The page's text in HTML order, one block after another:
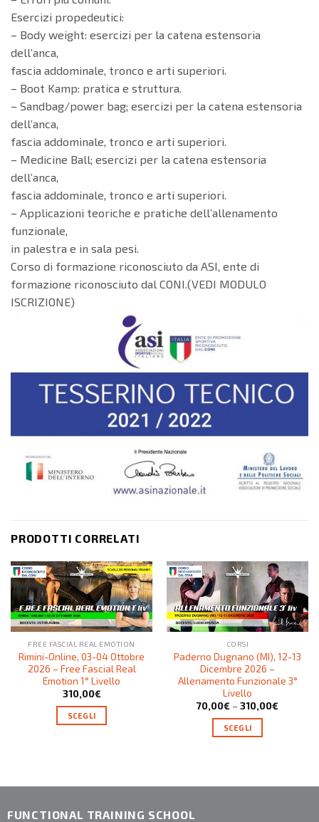
Esercizi propedeutici:
– Body weight: esercizi per la catena estensoria
dell’anca,
fascia addominale, tronco e arti superiori.
– Boot Kamp: pratica e struttura.
– Sandbag/power bag; esercizi per la catena estensoria
dell’anca,
fascia addominale, tronco e arti superiori.
– Medicine Ball; esercizi per la catena estensoria
dell’anca,
fascia addominale, tronco e arti superiori.
– Applicazioni teoriche e pratiche dell’allenamento
funzionale,
in palestra e in sala pesi.
Corso di formazione riconosciuto da ASI, ente di
formazione riconosciuto dal CONI.(VEDI MODULO
ISCRIZIONE)
PRODOTTI CORRELATI
FREE FASCIAL REAL EMOTION
Rimini-Online, 03-04 Ottobre
2026 – Free Fascial Real
Emotion 1° Livello
310,00€
SCEGLI
CORSI
Paderno Dugnano (MI), 12-13
Dicembre 2026 –
Allenamento Funzionale 3°
Livello
70,00€ – 310,00€
SCEGLI
FUNCTIONAL TRAINING SCHOOL